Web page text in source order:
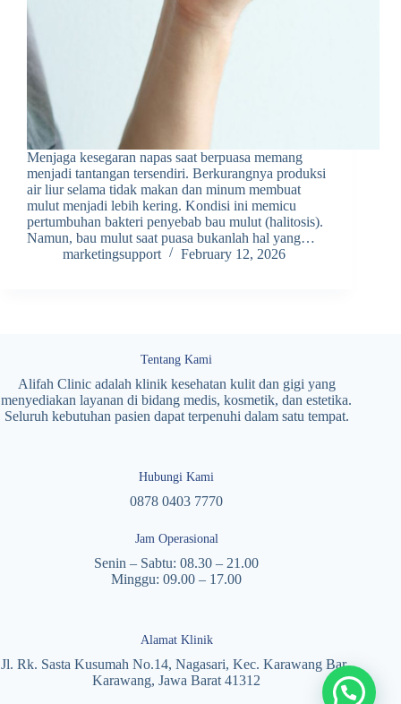
Menjaga kesegaran napas saat berpuasa memang
menjadi tantangan tersendiri. Berkurangnya produksi
air liur selama tidak makan dan minum membuat
mulut menjadi lebih kering. Kondisi ini memicu
pertumbuhan bakteri penyebab bau mulut (halitosis).
Namun, bau mulut saat puasa bukanlah hal yang…
marketingsupport
February 12, 2026
Tentang Kami
Alifah Clinic adalah klinik kesehatan kulit dan gigi yang
menyediakan layanan di bidang medis, kosmetik, dan estetika.
Seluruh kebutuhan pasien dapat terpenuhi dalam satu tempat.
Hubungi Kami
0878 0403 7770
Jam Operasional
Senin – Sabtu: 08.30 – 21.00
Minggu: 09.00 – 17.00
Alamat Klinik
Jl. Rk. Sasta Kusumah No.14, Nagasari, Kec. Karawang Bar.,
Karawang, Jawa Barat 41312